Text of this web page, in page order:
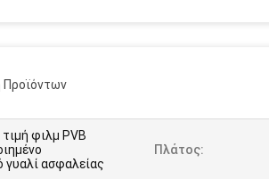
Προϊόντων
φιλμ PVB
γυαλί ασφαλείας
Πλάτος: